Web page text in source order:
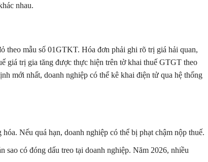
nhau.
theo mẫu số 01GTKT. Hóa đơn phải ghi rõ trị giá hải quan,
giá trị gia tăng được thực hiện trên tờ khai thuế GTGT theo
mới nhất, doanh nghiệp có thể kê khai điện tử qua hệ thống
Nếu quá hạn, doanh nghiệp có thể bị phạt chậm nộp thuế.
có đóng dấu treo tại doanh nghiệp. Năm 2026, nhiều